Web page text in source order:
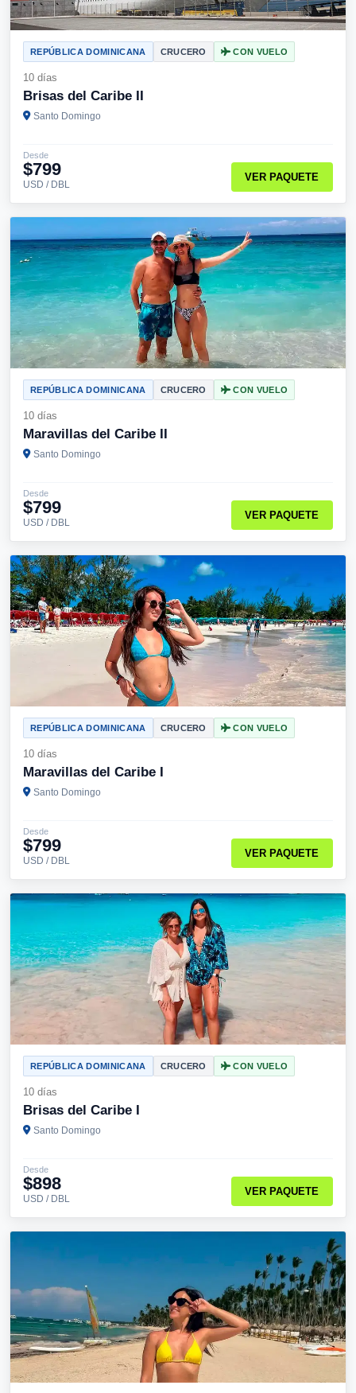
REPÚBLICA DOMINICANA CRUCERO CON VUELO
10 días
Brisas del Caribe II
Santo Domingo
Desde
$799
USD / DBL
VER PAQUETE
REPÚBLICA DOMINICANA CRUCERO CON VUELO
10 días
Maravillas del Caribe II
Santo Domingo
Desde
$799
USD / DBL
VER PAQUETE
REPÚBLICA DOMINICANA CRUCERO CON VUELO
10 días
Maravillas del Caribe I
Santo Domingo
Desde
$799
USD / DBL
VER PAQUETE
REPÚBLICA DOMINICANA CRUCERO CON VUELO
10 días
Brisas del Caribe I
Santo Domingo
Desde
$898
USD / DBL
VER PAQUETE